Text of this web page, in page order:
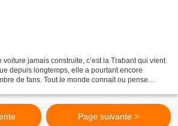
jamais construite, c’est la Trabant qui vient
depuis longtemps, elle a pourtant encore
de fans. Tout le monde connait ou pense
Page suivante >